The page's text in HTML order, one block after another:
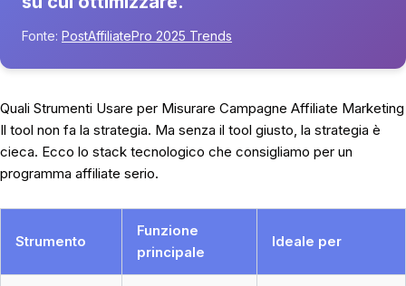
Fonte: PostAffiliatePro 2025 Trends
Quali Strumenti Usare per Misurare Campagne Affiliate Marketing
Il tool non fa la strategia. Ma senza il tool giusto, la strategia è
cieca. Ecco lo stack tecnologico che consigliamo per un
programma affiliate serio.
Strumento
Funzione
principale
Ideale per